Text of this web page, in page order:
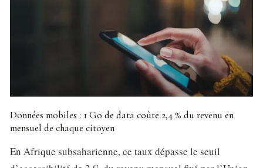
Données mobiles : 1 Go de data coûte 2,4 % du revenu en
mensuel de chaque citoyen
En Afrique subsaharienne, ce taux dépasse le seuil